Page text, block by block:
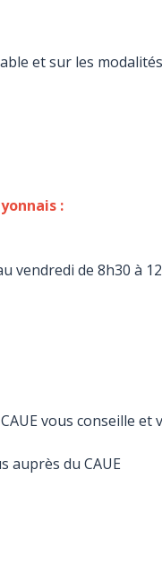
et sur les
:
vendredi de 8h30 à
vous conseille
auprès du CAUE